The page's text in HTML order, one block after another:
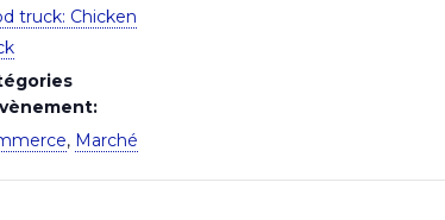
truck: Chicken
, Marché